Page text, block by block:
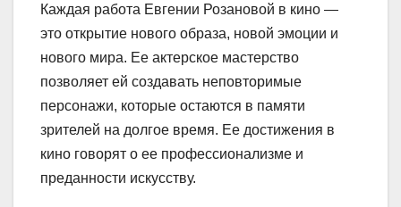
Каждая работа Евгении Розановой в кино —
это открытие нового образа, новой эмоции и
нового мира. Ее актерское мастерство
позволяет ей создавать неповторимые
персонажи, которые остаются в памяти
зрителей на долгое время. Ее достижения в
кино говорят о ее профессионализме и
преданности искусству.